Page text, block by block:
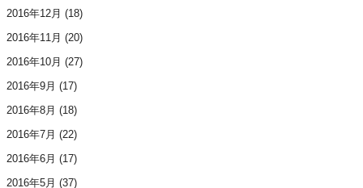
2016年12月 (18)
2016年11月 (20)
2016年10月 (27)
2016年9月 (17)
2016年8月 (18)
2016年7月 (22)
2016年6月 (17)
2016年5月 (37)